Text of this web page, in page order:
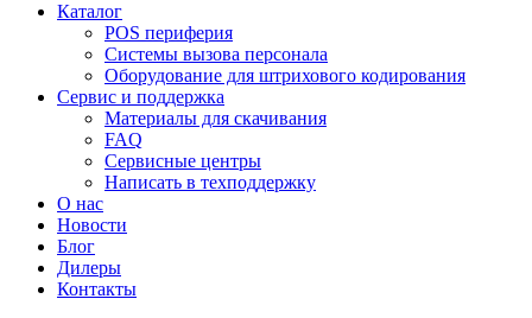
Каталог
POS периферия
Системы вызова персонала
Оборудование для штрихового кодирования
Сервис и поддержка
Материалы для скачивания
FAQ
Сервисные центры
Написать в техподдержку
О нас
Новости
Блог
Дилеры
Контакты